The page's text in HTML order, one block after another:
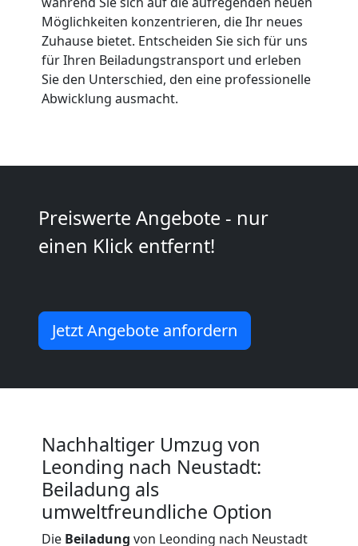
Möglichkeiten konzentrieren, die Ihr neues
Zuhause bietet. Entscheiden Sie sich für uns
für Ihren Beiladungstransport und erleben
Sie den Unterschied, den eine professionelle
Abwicklung ausmacht.
Preiswerte Angebote - nur
einen Klick entfernt!
Jetzt Angebote anfordern
Nachhaltiger Umzug von
Leonding nach Neustadt:
Beiladung als
umweltfreundliche Option
Die Beiladung von Leonding nach Neustadt
LKW
Leonding
Kunsttransport
Leonding
Umzug
Leonding
Mann
LKW
Möbellift